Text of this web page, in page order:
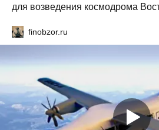
для возведения космодрома
finobzor.ru